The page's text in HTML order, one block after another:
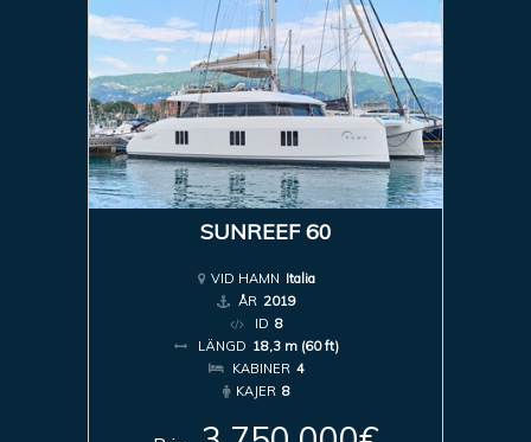
SUNREEF 60
VID HAMN Italia
ÅR 2019
ID 8
LÄNGD 18,3 m (60 ft)
KABINER 4
KAJER 8